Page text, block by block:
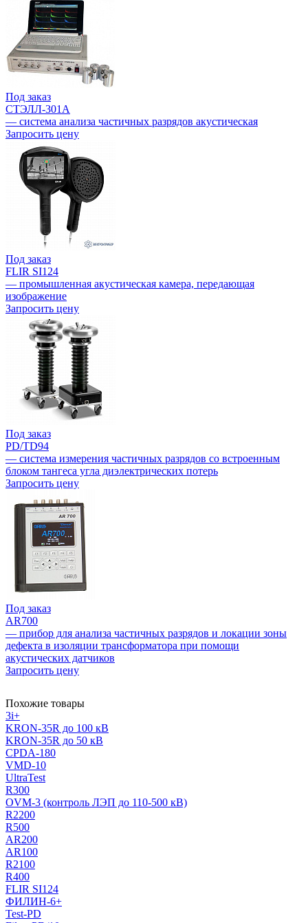
Под заказ
СТЭЛЛ-301А
— система анализа частичных разрядов акустическая
Запросить цену
Под заказ
FLIR SI124
— промышленная акустическая камера, передающая
изображение
Запросить цену
Под заказ
PD/TD94
— система измерения частичных разрядов со встроенным
блоком тангеса угла диэлектрических потерь
Запросить цену
Под заказ
AR700
— прибор для анализа частичных разрядов и локации зоны
дефекта в изоляции трансформатора при помощи
акустических датчиков
Запросить цену
Похожие товары
3i+
KRON-35R до 100 кВ
KRON-35R до 50 кВ
CPDA-180
VMD-10
UltraTest
R300
OVM-3 (контроль ЛЭП до 110-500 кВ)
R2200
R500
AR200
AR100
R2100
R400
FLIR SI124
ФИЛИН-6+
Test-PD